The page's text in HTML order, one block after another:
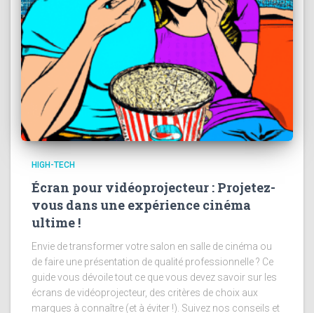
HIGH-TECH
Écran pour vidéoprojecteur : Projetez-
vous dans une expérience cinéma
ultime !
Envie de transformer votre salon en salle de cinéma ou
de faire une présentation de qualité professionnelle ? Ce
guide vous dévoile tout ce que vous devez savoir sur les
écrans de vidéoprojecteur, des critères de choix aux
marques à connaître (et à éviter !). Suivez nos conseils et